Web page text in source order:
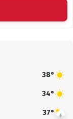
38°
34°
37°